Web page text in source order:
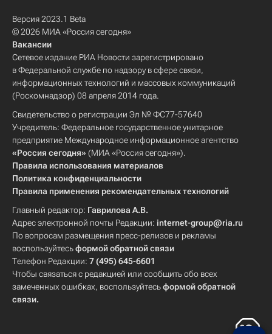
Версия 2023.1 Beta
© 2026 МИА «Россия сегодня»
Вакансии
Сетевое издание РИА Новости зарегистрировано
в Федеральной службе по надзору в сфере связи,
информационных технологий и массовых коммуникаций
(Роскомнадзор) 08 апреля 2014 года.
Свидетельство о регистрации Эл № ФС77-57640
Учредитель: Федеральное государственное унитарное
предприятие Международное информационное агентство
«Россия сегодня» (МИА «Россия сегодня»).
Правила использования материалов
Политика конфиденциальности
Правила применения рекомендательных технологий
Главный редактор: Гаврилова А.В.
Адрес электронной почты Редакции: internet-group@ria.ru
По вопросам размещения пресс-релизов и рекламы
воспользуйтесьформой обратной связи
Телефон Редакции: 7 (495) 645-6601
Чтобы связаться с редакцией или сообщить обо всех
замеченных ошибках, воспользуйтесьформой обратной
связи.